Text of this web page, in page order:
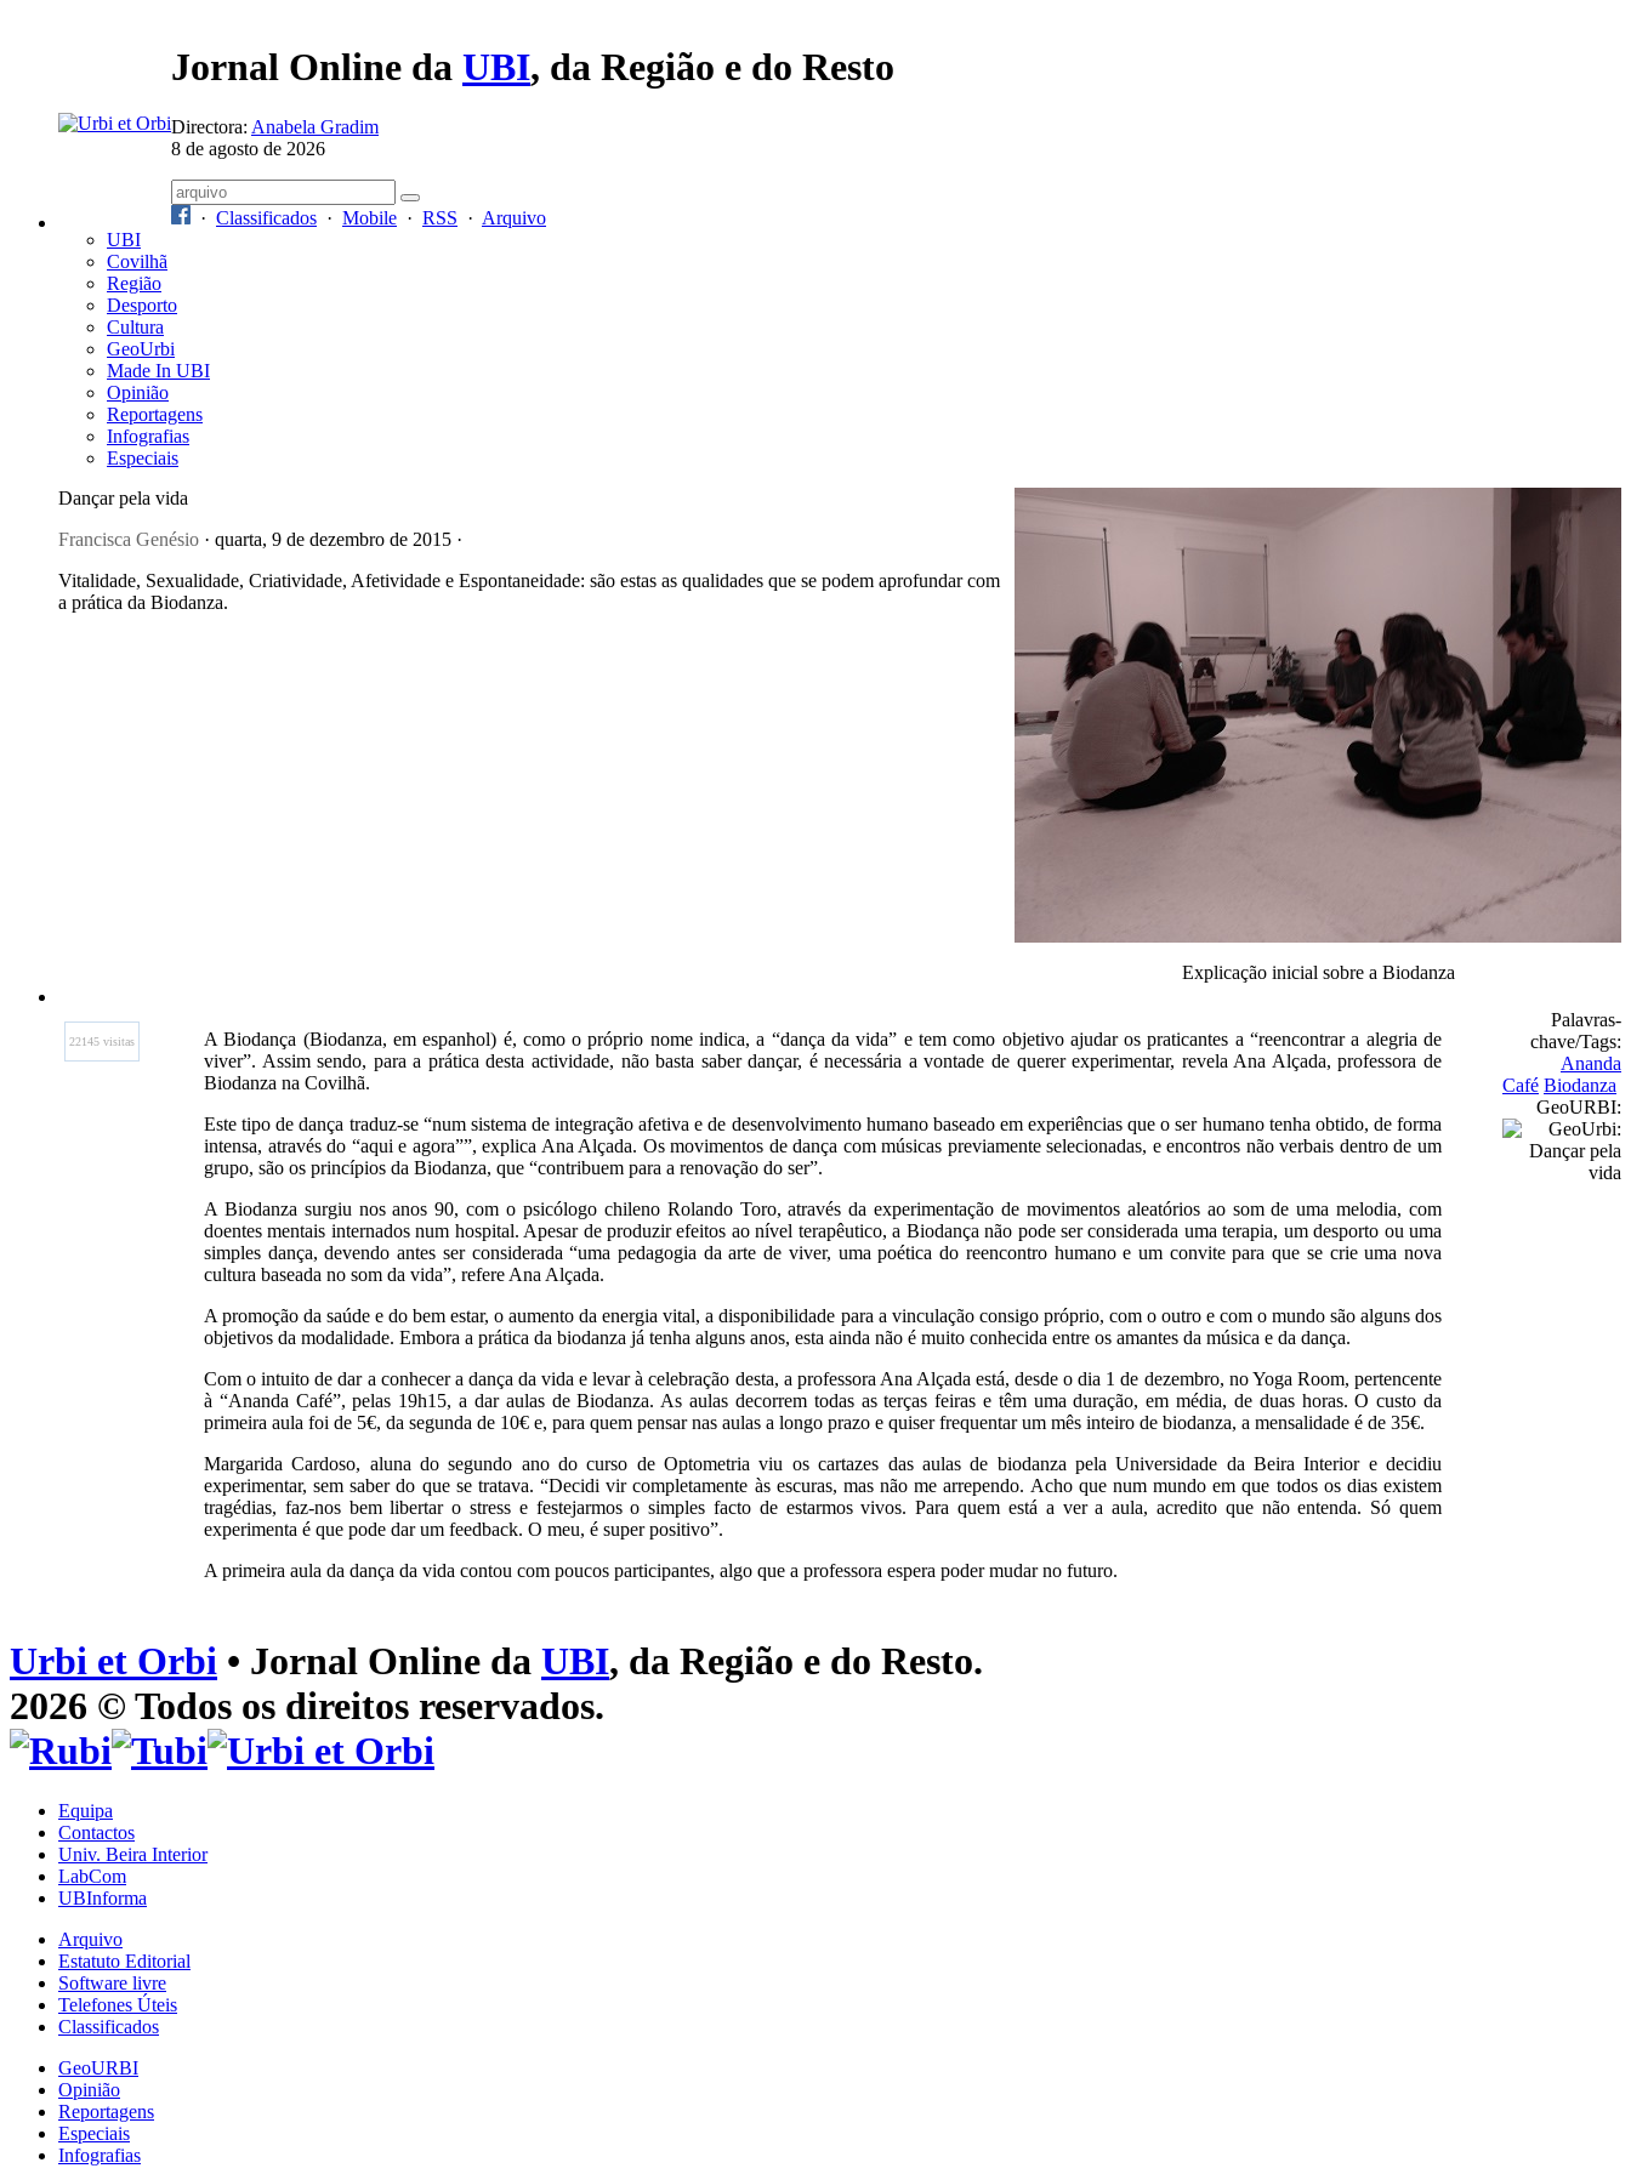
Jornal Online da UBI, da Região e do Resto
Directora: Anabela Gradim
8 de agosto de 2026
· Classificados · Mobile · RSS · Arquivo
UBI
Covilhã
Região
Desporto
Cultura
GeoUrbi
Made In UBI
Opinião
Reportagens
Infografias
Especiais
Dançar pela vida
Francisca Genésio · quarta, 9 de dezembro de 2015 ·
Vitalidade, Sexualidade, Criatividade, Afetividade e Espontaneidade: são estas as qualidades que se podem aprofundar com
a prática da Biodanza.
Explicação inicial sobre a Biodanza
22145 visitas
A Biodança (Biodanza, em espanhol) é, como o próprio nome indica, a “dança da vida” e tem como objetivo ajudar os praticantes a “reencontrar a alegria de
viver”. Assim sendo, para a prática desta actividade, não basta saber dançar, é necessária a vontade de querer experimentar, revela Ana Alçada, professora de
Biodanza na Covilhã.
Este tipo de dança traduz-se “num sistema de integração afetiva e de desenvolvimento humano baseado em experiências que o ser humano tenha obtido, de forma
intensa, através do “aqui e agora””, explica Ana Alçada. Os movimentos de dança com músicas previamente selecionadas, e encontros não verbais dentro de um
grupo, são os princípios da Biodanza, que “contribuem para a renovação do ser”.
A Biodanza surgiu nos anos 90, com o psicólogo chileno Rolando Toro, através da experimentação de movimentos aleatórios ao som de uma melodia, com
doentes mentais internados num hospital. Apesar de produzir efeitos ao nível terapêutico, a Biodança não pode ser considerada uma terapia, um desporto ou uma
simples dança, devendo antes ser considerada “uma pedagogia da arte de viver, uma poética do reencontro humano e um convite para que se crie uma nova
cultura baseada no som da vida”, refere Ana Alçada.
A promoção da saúde e do bem estar, o aumento da energia vital, a disponibilidade para a vinculação consigo próprio, com o outro e com o mundo são alguns dos
objetivos da modalidade. Embora a prática da biodanza já tenha alguns anos, esta ainda não é muito conhecida entre os amantes da música e da dança.
Com o intuito de dar a conhecer a dança da vida e levar à celebração desta, a professora Ana Alçada está, desde o dia 1 de dezembro, no Yoga Room, pertencente
à “Ananda Café”, pelas 19h15, a dar aulas de Biodanza. As aulas decorrem todas as terças feiras e têm uma duração, em média, de duas horas. O custo da
primeira aula foi de 5€, da segunda de 10€ e, para quem pensar nas aulas a longo prazo e quiser frequentar um mês inteiro de biodanza, a mensalidade é de 35€.
Margarida Cardoso, aluna do segundo ano do curso de Optometria viu os cartazes das aulas de biodanza pela Universidade da Beira Interior e decidiu
experimentar, sem saber do que se tratava. “Decidi vir completamente às escuras, mas não me arrependo. Acho que num mundo em que todos os dias existem
tragédias, faz-nos bem libertar o stress e festejarmos o simples facto de estarmos vivos. Para quem está a ver a aula, acredito que não entenda. Só quem
experimenta é que pode dar um feedback. O meu, é super positivo”.
A primeira aula da dança da vida contou com poucos participantes, algo que a professora espera poder mudar no futuro.
Palavras-
chave/Tags:
Ananda
Café Biodanza
GeoURBI:
Urbi et Orbi • Jornal Online da UBI, da Região e do Resto.
2026 © Todos os direitos reservados.
Equipa
Contactos
Univ. Beira Interior
LabCom
UBInforma
Arquivo
Estatuto Editorial
Software livre
Telefones Úteis
Classificados
GeoURBI
Opinião
Reportagens
Especiais
Infografias